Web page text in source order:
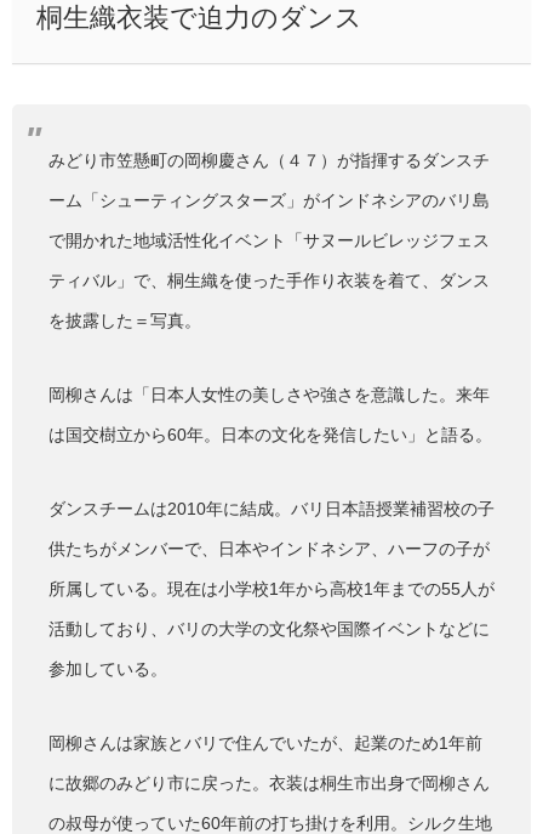
桐生織衣装で迫力のダンス
みどり市笠懸町の岡柳慶さん（４７）が指揮するダンスチ
ーム「シューティングスターズ」がインドネシアのバリ島
で開かれた地域活性化イベント「サヌールビレッジフェス
ティバル」で、桐生織を使った手作り衣装を着て、ダンス
を披露した＝写真。
岡柳さんは「日本人女性の美しさや強さを意識した。来年
は国交樹立から60年。日本の文化を発信したい」と語る。
ダンスチームは2010年に結成。バリ日本語授業補習校の子
供たちがメンバーで、日本やインドネシア、ハーフの子が
所属している。現在は小学校1年から高校1年までの55人が
活動しており、バリの大学の文化祭や国際イベントなどに
参加している。
岡柳さんは家族とバリで住んでいたが、起業のため1年前
に故郷のみどり市に戻った。衣装は桐生市出身で岡柳さん
の叔母が使っていた60年前の打ち掛けを利用。シルク生地